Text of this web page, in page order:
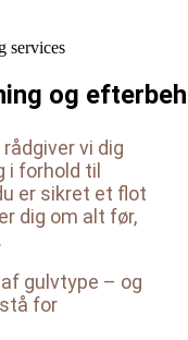
services
og
vi dig
i forhold til
er sikret et flot
dig om alt før,
gulvtype – og
for